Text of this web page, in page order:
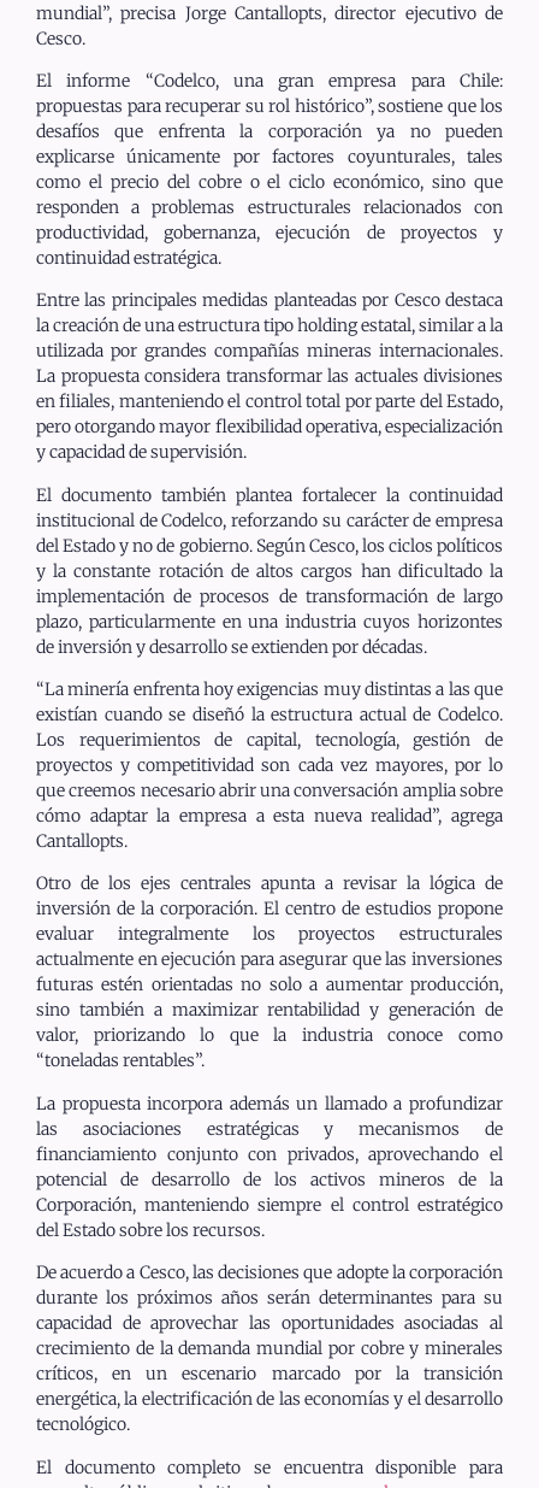
mundial”, precisa Jorge Cantallopts, director ejecutivo de
Cesco.
El informe “Codelco, una gran empresa para Chile:
propuestas para recuperar su rol histórico”, sostiene que los
desafíos que enfrenta la corporación ya no pueden
explicarse únicamente por factores coyunturales, tales
como el precio del cobre o el ciclo económico, sino que
responden a problemas estructurales relacionados con
productividad, gobernanza, ejecución de proyectos y
continuidad estratégica.
Entre las principales medidas planteadas por Cesco destaca
la creación de una estructura tipo holding estatal, similar a la
utilizada por grandes compañías mineras internacionales.
La propuesta considera transformar las actuales divisiones
en filiales, manteniendo el control total por parte del Estado,
pero otorgando mayor flexibilidad operativa, especialización
y capacidad de supervisión.
El documento también plantea fortalecer la continuidad
institucional de Codelco, reforzando su carácter de empresa
del Estado y no de gobierno. Según Cesco, los ciclos políticos
y la constante rotación de altos cargos han dificultado la
implementación de procesos de transformación de largo
plazo, particularmente en una industria cuyos horizontes
de inversión y desarrollo se extienden por décadas.
“La minería enfrenta hoy exigencias muy distintas a las que
existían cuando se diseñó la estructura actual de Codelco.
Los requerimientos de capital, tecnología, gestión de
proyectos y competitividad son cada vez mayores, por lo
que creemos necesario abrir una conversación amplia sobre
cómo adaptar la empresa a esta nueva realidad”, agrega
Cantallopts.
Otro de los ejes centrales apunta a revisar la lógica de
inversión de la corporación. El centro de estudios propone
evaluar integralmente los proyectos estructurales
actualmente en ejecución para asegurar que las inversiones
futuras estén orientadas no solo a aumentar producción,
sino también a maximizar rentabilidad y generación de
valor, priorizando lo que la industria conoce como
“toneladas rentables”.
La propuesta incorpora además un llamado a profundizar
las asociaciones estratégicas y mecanismos de
financiamiento conjunto con privados, aprovechando el
potencial de desarrollo de los activos mineros de la
Corporación, manteniendo siempre el control estratégico
del Estado sobre los recursos.
De acuerdo a Cesco, las decisiones que adopte la corporación
durante los próximos años serán determinantes para su
capacidad de aprovechar las oportunidades asociadas al
crecimiento de la demanda mundial por cobre y minerales
críticos, en un escenario marcado por la transición
energética, la electrificación de las economías y el desarrollo
tecnológico.
El documento completo se encuentra disponible para